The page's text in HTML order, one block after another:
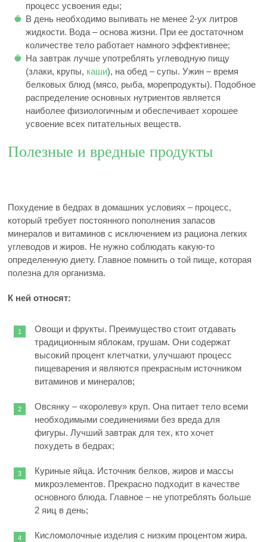
процесс усвоения еды;
В день необходимо выпивать не менее 2-ух литров
жидкости. Вода – основа жизни. При ее достаточном
количестве тело работает намного эффективнее;
На завтрак лучше употреблять углеводную пищу
(злаки, крупы, каши), на обед – супы. Ужин – время
белковых блюд (мясо, рыба, морепродукты). Подобное
распределение основных нутриентов является
наиболее физиологичным и обеспечивает хорошее
усвоение всех питательных веществ.
Полезные и вредные продукты
Похудение в бедрах в домашних условиях – процесс,
который требует постоянного пополнения запасов
минералов и витаминов с исключением из рациона легких
углеводов и жиров. Не нужно соблюдать какую-то
определенную диету. Главное помнить о той пище, которая
полезна для организма.
К ней относят:
Овощи и фрукты. Преимущество стоит отдавать
традиционным яблокам, грушам. Они содержат
высокий процент клетчатки, улучшают процесс
пищеварения и являются прекрасным источником
витаминов и минералов;
Овсянку – «королеву» круп. Она питает тело всеми
необходимыми соединениями без вреда для
фигуры. Лучший завтрак для тех, кто хочет
похудеть в бедрах;
Куриные яйца. Источник белков, жиров и массы
микроэлементов. Прекрасно подходит в качестве
основного блюда. Главное – не употреблять больше
2 яиц в день;
Кисломолочные изделия с низким процентом жира.